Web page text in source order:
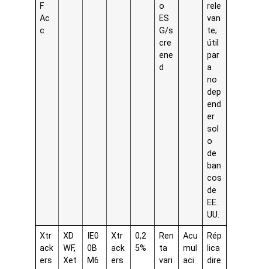
F
Ac
c
o
ES
G/s
cre
ene
d
rele
van
te;
útil
par
a
no
dep
end
er
sol
o
de
ban
cos
de
EE.
UU.
Xtr
ack
ers
XD
WF,
Xet
IE0
0B
M6
Xtr
ack
ers
0,2
5%
Ren
ta
vari
Acu
mul
aci
Rép
lica
dire